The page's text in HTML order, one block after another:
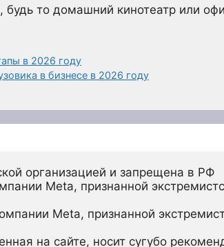
то домашний кинотеатр или
в 2026 году
в бизнесе в 2026 году
организацией и запрещена в РФ
Meta, признанной
Meta, признанной
на сайте, носит сугубо